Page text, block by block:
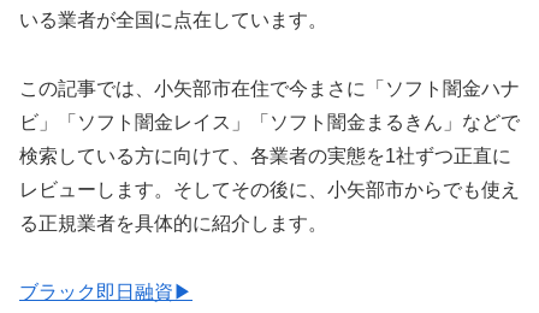
いる業者が全国に点在しています。
この記事では、小矢部市在住で今まさに「ソフト闇金ハナ
ビ」「ソフト闇金レイス」「ソフト闇金まるきん」などで
検索している方に向けて、各業者の実態を1社ずつ正直に
レビューします。そしてその後に、小矢部市からでも使え
る正規業者を具体的に紹介します。
ブラック即日融資▶